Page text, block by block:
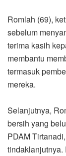
Romlah (69),
sebelum
terima kasih
membantu
termasuk
mereka.
Selanjutnya,
bersih yang
PDAM
tindaklanjutnya.